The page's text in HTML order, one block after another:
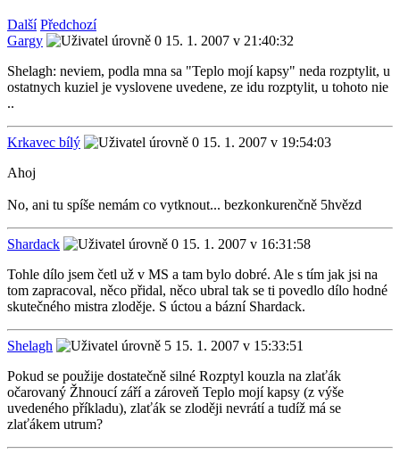
Další Předchozí
Gargy
15. 1. 2007 v 21:40:32
Shelagh: neviem, podla mna sa "Teplo mojí kapsy" neda rozptylit, u
ostatnych kuziel je vyslovene uvedene, ze idu rozptylit, u tohoto nie
..
Krkavec bílý
15. 1. 2007 v 19:54:03
Ahoj
No, ani tu spíše nemám co vytknout... bezkonkurenčně 5hvězd
Shardack
15. 1. 2007 v 16:31:58
Tohle dílo jsem četl už v MS a tam bylo dobré. Ale s tím jak jsi na
tom zapracoval, něco přidal, něco ubral tak se ti povedlo dílo hodné
skutečného mistra zloděje. S úctou a bázní Shardack.
Shelagh
15. 1. 2007 v 15:33:51
Pokud se použije dostatečně silné Rozptyl kouzla na zlaťák
očarovaný Žhnoucí září a zároveň Teplo mojí kapsy (z výše
uvedeného příkladu), zlaťák se zloději nevrátí a tudíž má se
zlaťákem utrum?